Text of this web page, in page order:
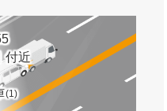
付近
(1)